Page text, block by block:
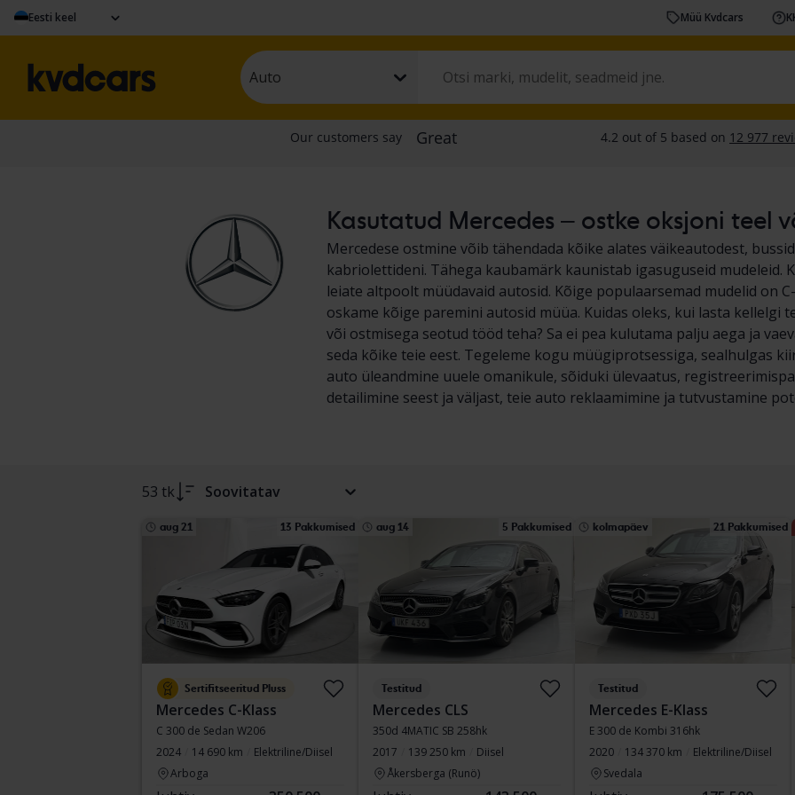
Eesti keel Müü Kvdcars
Auto
Kasutatud Mercedes – ostke oksjoni teel
Mercedese ostmine võib tähendada kõike alates väikeautodest,
kabriolettideni. Tähega kaubamärk kaunistab igasuguseid mudeleid.
leiate altpoolt müüdavaid autosid. Kõige populaarsemad mudelid on
oskame kõige paremini autosid müüa. Kuidas oleks, kui lasta kellelgi
või ostmisega seotud tööd teha? Sa ei pea kulutama palju aega ja
seda kõike teie eest. Tegeleme kogu müügiprotsessiga, sealhulgas
auto üleandmine uuele omanikule, sõiduki ülevaatus,
detailimine seest ja väljast, teie auto reklaamimine ja tutvustamine
53 tk Soovitatav
aug 21 13 Pakkumised
Sertifitseeritud Pluss
Mercedes C-Klass
C 300 de Sedan W206
2024
14 690 km
Elektriline/Diisel
Arboga
aug 14 5 Pakkumised
Testitud
Mercedes CLS
350d 4MATIC SB 258hk
2017
139 250 km
Diisel
Åkersberga (Runö)
kolmapäev 21 Pakkumised
Testitud
Mercedes E-Klass
E 300 de Kombi 316hk
2020
134 370 km
Elektriline/Diisel
Svedala